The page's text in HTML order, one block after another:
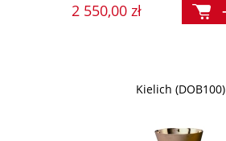
2 550,00 zł
Kielich (DOB100)